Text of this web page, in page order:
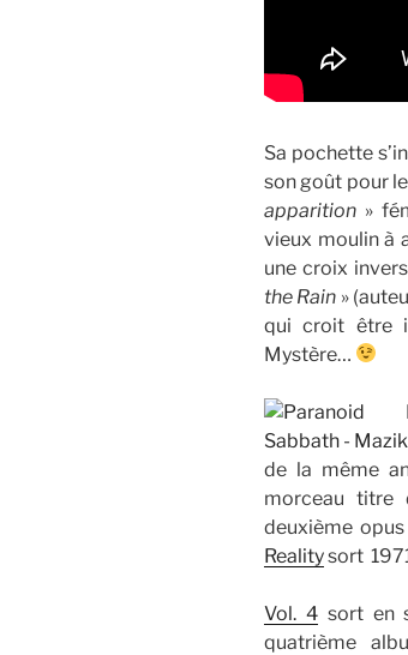
Sa pochette
son goût pour
apparition »
vieux moulin à
une croix
the Rain »
qui croit être
Mystère…
de la même
morceau titre
deuxième
Realitysort
Vol. 4sort en
quatrième